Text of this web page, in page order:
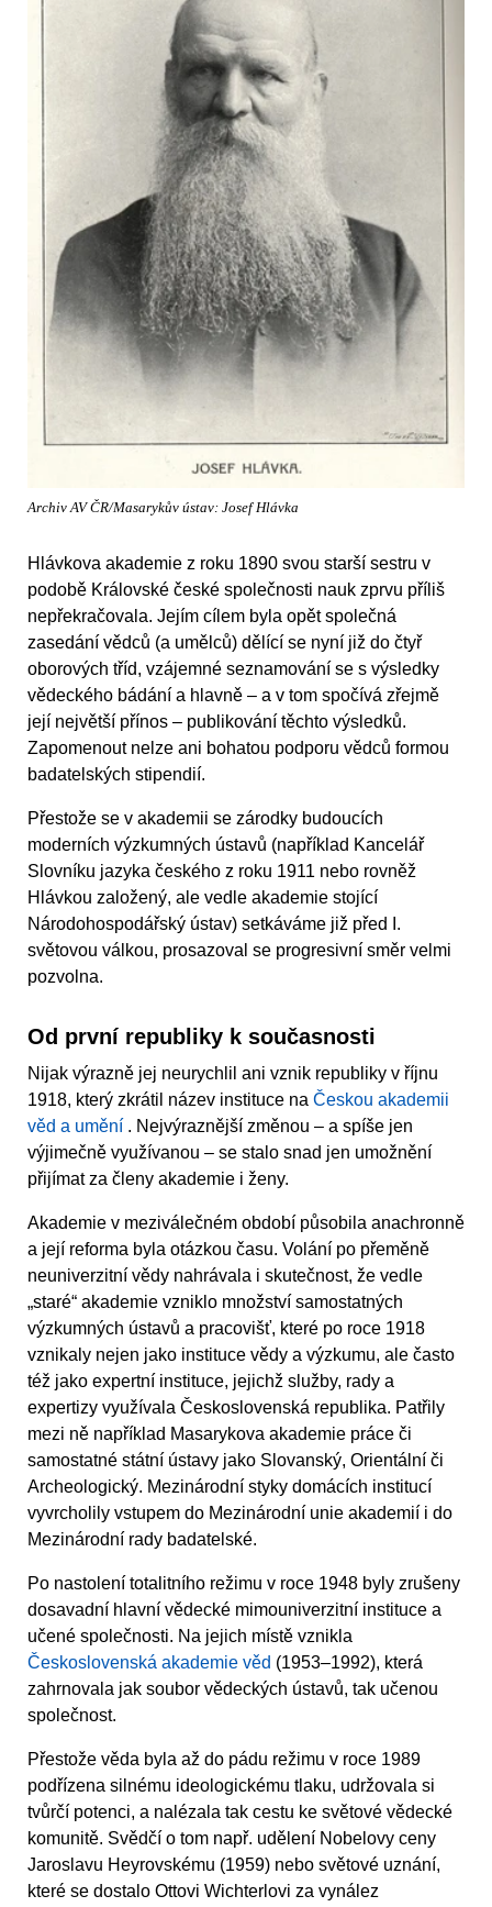
Archiv AV ČR/Masarykův ústav: Josef Hlávka
Hlávkova akademie z roku 1890 svou starší sestru v
podobě Královské české společnosti nauk zprvu příliš
nepřekračovala. Jejím cílem byla opět společná
zasedání vědců (a umělců) dělící se nyní již do čtyř
oborových tříd, vzájemné seznamování se s výsledky
vědeckého bádání a hlavně – a v tom spočívá zřejmě
její největší přínos – publikování těchto výsledků.
Zapomenout nelze ani bohatou podporu vědců formou
badatelských stipendií.
Přestože se v akademii se zárodky budoucích
moderních výzkumných ústavů (například Kancelář
Slovníku jazyka českého z roku 1911 nebo rovněž
Hlávkou založený, ale vedle akademie stojící
Národohospodářský ústav) setkáváme již před I.
světovou válkou, prosazoval se progresivní směr velmi
pozvolna.
Od první republiky k současnosti
Nijak výrazně jej neurychlil ani vznik republiky v říjnu
1918, který zkrátil název instituce na Českou akademii
věd a umění . Nejvýraznější změnou – a spíše jen
výjimečně využívanou – se stalo snad jen umožnění
přijímat za členy akademie i ženy.
Akademie v meziválečném období působila anachronně
a její reforma byla otázkou času. Volání po přeměně
neuniverzitní vědy nahrávala i skutečnost, že vedle
„staré“ akademie vzniklo množství samostatných
výzkumných ústavů a pracovišť, které po roce 1918
vznikaly nejen jako instituce vědy a výzkumu, ale často
též jako expertní instituce, jejichž služby, rady a
expertizy využívala Československá republika. Patřily
mezi ně například Masarykova akademie práce či
samostatné státní ústavy jako Slovanský, Orientální či
Archeologický. Mezinárodní styky domácích institucí
vyvrcholily vstupem do Mezinárodní unie akademií i do
Mezinárodní rady badatelské.
Po nastolení totalitního režimu v roce 1948 byly zrušeny
dosavadní hlavní vědecké mimouniverzitní instituce a
učené společnosti. Na jejich místě vznikla
Československá akademie věd (1953–1992), která
zahrnovala jak soubor vědeckých ústavů, tak učenou
společnost.
Přestože věda byla až do pádu režimu v roce 1989
podřízena silnému ideologickému tlaku, udržovala si
tvůrčí potenci, a nalézala tak cestu ke světové vědecké
komunitě. Svědčí o tom např. udělení Nobelovy ceny
Jaroslavu Heyrovskému (1959) nebo světové uznání,
které se dostalo Ottovi Wichterlovi za vynález